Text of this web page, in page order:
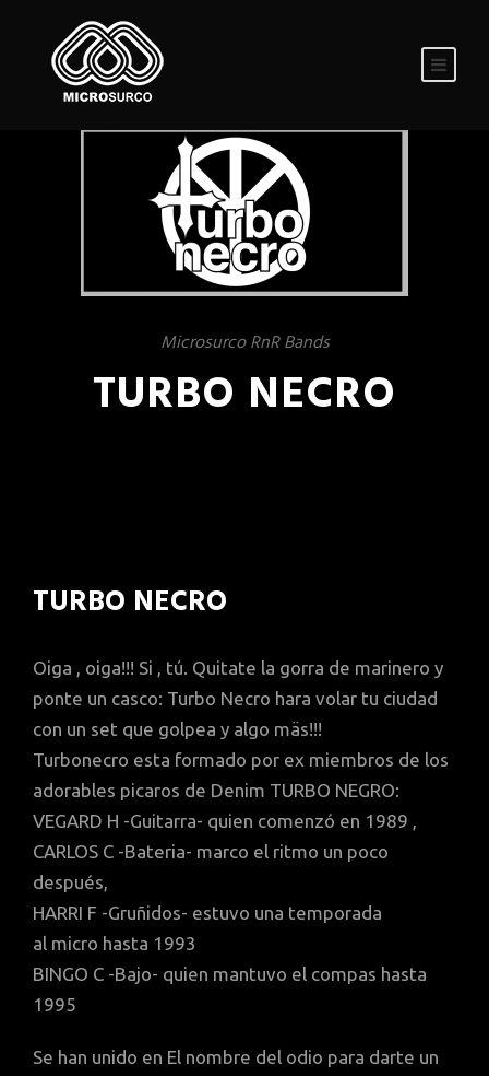
Microsurco RnR Bands
TURBO NECRO
TURBO NECRO
Oiga , oiga!!! Si , tú. Quitate la gorra de marinero y
ponte un casco: Turbo Necro hara volar tu ciudad
con un set que golpea y algo mäs!!!
Turbonecro esta formado por ex miembros de los
adorables picaros de Denim TURBO NEGRO:
VEGARD H -Guitarra- quien comenzó en 1989 ,
CARLOS C -Bateria- marco el ritmo un poco
después,
HARRI F -Gruñidos- estuvo una temporada
al micro hasta 1993
BINGO C -Bajo- quien mantuvo el compas hasta
1995
Se han unido en El nombre del odio para darte un